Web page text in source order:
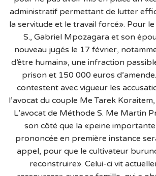
administratif permettant de lutter
la servitude et le travail forcé». Pour
S., Gabriel Mpozagara et son
nouveau jugés le 17 février,
d’être humain», une infraction
prison et 150 000 euros
contestent avec vigueur les
l’avocat du couple Me Tarek Koraitem,
L’avocat de Méthode S. Me Martin
son côté que la «peine
prononcée en première instance
appel, pour que le cultivateur
reconstruire». Celui-ci vit